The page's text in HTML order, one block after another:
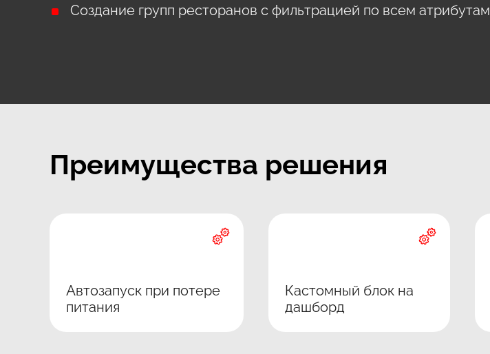
Создание групп ресторанов с фильтрацией по всем атрибутам
Преимущества решения
Автозапуск при потере
питания
Кастомный блок на
дашборд